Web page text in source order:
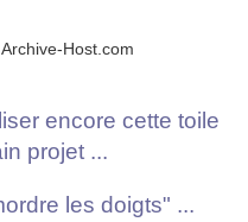
encore cette toile
projet ...
les doigts" ...